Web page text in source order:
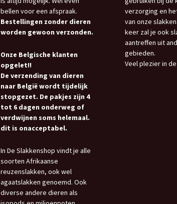
bellen voor een afspraak.
Bestellingen zonder dieren
worden gewoon verzonden.
Onze Belgische klanten
opgelet!!
De verzending van dieren
naar België wordt tijdelijk
stopgezet. De pakjes zijn 4
tot 6 dagen onderweg of
verdwijnen soms helemaal.
dit is onacceptabel.
In De Slakkenshop vindt je alle
soorten Afrikaanse
reuzenslakken, ook wel
agaatslakken genoemd. Ook
diverse andere dieren als
verzorging en
van onze
keer zal je ook
aantreffen uit
gebieden.
Veel plezier in